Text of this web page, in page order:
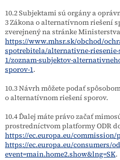
10.2 Subjektami sú orgány a
3 Zákona o alternatívnom riešení
zverejnený na stránke
https://www.mhsr.sk/obchod/
spotrebitela/alternativne-
1/zoznam-subjektov-
sporov-1.
10.3 Návrh môžete podať
o alternatívnom riešení sporov.
10.4 Ďalej máte právo začať
prostredníctvom platformy ODR
https://ec.europa.eu/commission/
https://ec.europa.eu/consumers/
event=main.home2.show&lng=SK.